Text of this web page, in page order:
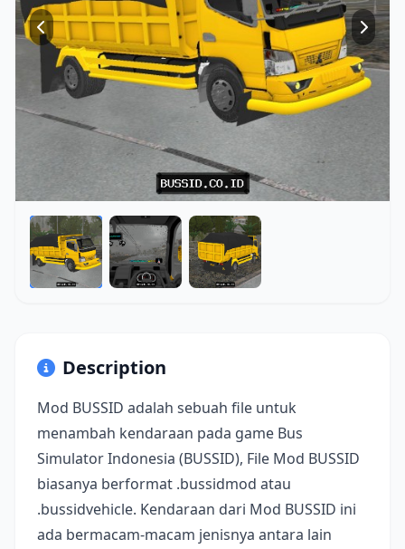
Description
Mod BUSSID adalah sebuah file untuk
menambah kendaraan pada game Bus
Simulator Indonesia (BUSSID), File Mod BUSSID
biasanya berformat .bussidmod atau
.bussidvehicle. Kendaraan dari Mod BUSSID ini
ada bermacam-macam jenisnya antara lain